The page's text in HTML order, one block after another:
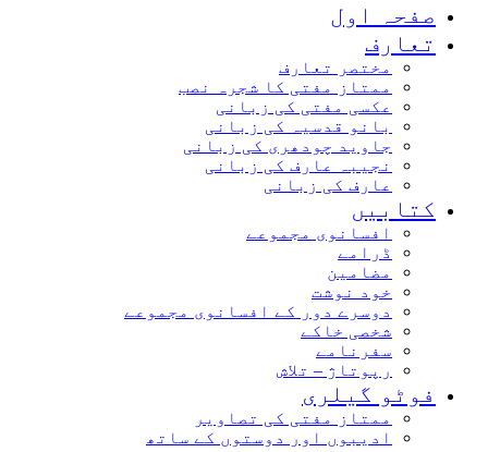
صفحہ اول
تعارف
مختصر تعارف
ممتاز مفتی کا شجرہ نصب
عکسی مفتی کی زبانی
بانو قدسیہ کی زبانی
جاوید چودھری کی زبانی
نجیبہ عارف کی زبانی
عارف کی زبانی
کتابیں
افسانوی مجموعے
ڈرامے
مضامین
خود نوشت
دوسرے دور کے افسانوی مجموعے
شخصی خاکے
سفرنامے
رپوتاژ – تلاش
فوٹو گیلری
ممتاز مفتی کی تصاویر
ادیبوں اور دوستوں کے ساتھ